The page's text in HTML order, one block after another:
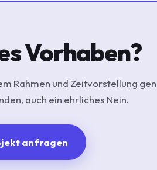
Vorhaben?
Rahmen und Zeitvorstellung
auch ein ehrliches Nein.
anfragen